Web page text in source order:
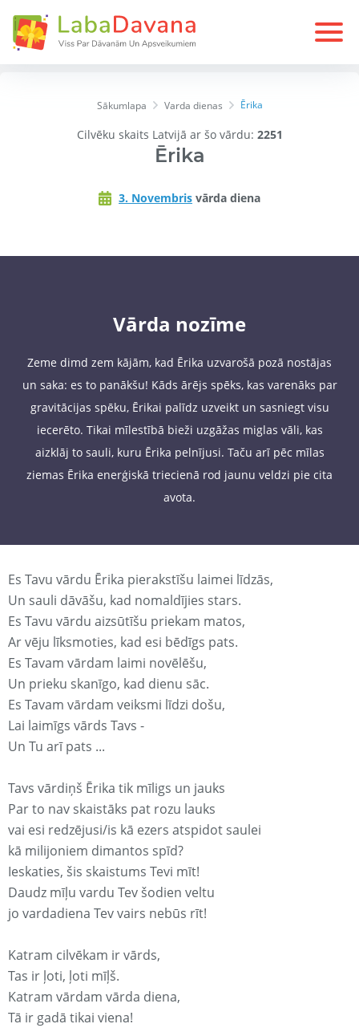
Sākumlapa Varda dienas Ērika
Cilvēku skaits Latvijā ar šo vārdu: 2251
Ērika
3. Novembris vārda diena
Vārda nozīme
Zeme dimd zem kājām, kad Ērika uzvarošā pozā nostājas
un saka: es to panākšu! Kāds ārējs spēks, kas varenāks par
gravitācijas spēku, Ērikai palīdz uzveikt un sasniegt visu
iecerēto. Tikai mīlestībā bieži uzgāžas miglas vāli, kas
aizklāj to sauli, kuru Ērika pelnījusi. Taču arī pēc mīlas
ziemas Ērika enerģiskā triecienā rod jaunu veldzi pie cita
avota.
Es Tavu vārdu Ērika pierakstīšu laimei līdzās,
Un sauli dāvāšu, kad nomaldījies stars.
Es Tavu vārdu aizsūtīšu priekam matos,
Ar vēju līksmoties, kad esi bēdīgs pats.
Es Tavam vārdam laimi novēlēšu,
Un prieku skanīgo, kad dienu sāc.
Es Tavam vārdam veiksmi līdzi došu,
Lai laimīgs vārds Tavs -
Un Tu arī pats ...
Tavs vārdiņš Ērika tik mīligs un jauks
Par to nav skaistāks pat rozu lauks
vai esi redzējusi/is kā ezers atspidot saulei
kā milijoniem dimantos spīd?
Ieskaties, šis skaistums Tevi mīt!
Daudz mīļu vardu Tev šodien veltu
jo vardadiena Tev vairs nebūs rīt!
Katram cilvēkam ir vārds,
Tas ir ļoti, ļoti mīļš.
Katram vārdam vārda diena,
Tā ir gadā tikai viena!